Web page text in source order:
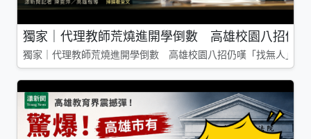
獨家｜代理教師荒燒進開學倒數 高雄校園八招仍
獨家｜代理教師荒燒進開學倒數 高雄校園八招仍嘆「找無人」